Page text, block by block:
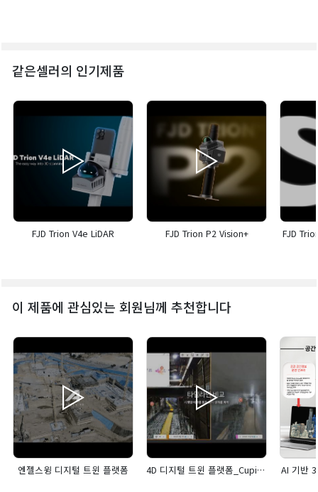
같은셀러의 인기제품
FJD Trion V4e LiDAR FJD Trion P2 Vision+ FJD
이 제품에 관심있는 회원님께 추천합니다
엔젤스윙 디지털 트윈 플랫폼 4D 디지털 트윈 플랫폼_CupixWorks AI 기반